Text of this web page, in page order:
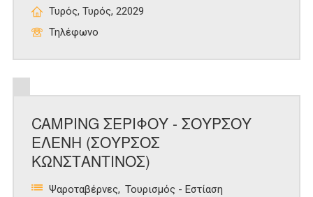
Τυρός, Τυρός, 22029
Τηλέφωνο
CAMPING ΣΕΡΙΦΟΥ - ΣΟΥΡΣΟΥ
ΕΛΕΝΗ (ΣΟΥΡΣΟΣ
ΚΩΝΣΤΑΝΤΙΝΟΣ)
Ψαροταβέρνες
Τουρισμός - Εστίαση